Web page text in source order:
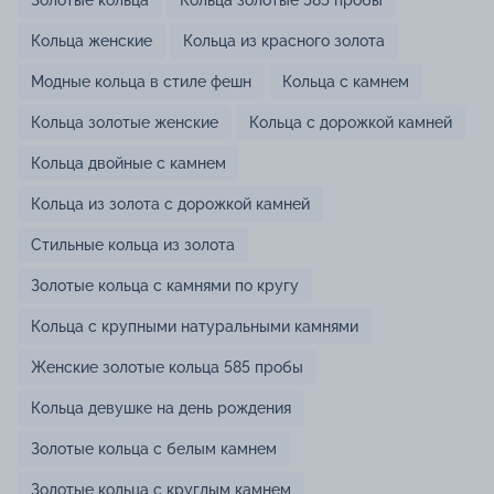
Кольца женские Кольца из красного золота
Модные кольца в стиле фешн Кольца с камнем
Кольца золотые женские Кольца с дорожкой камней
Кольца двойные с камнем
Кольца из золота с дорожкой камней
Стильные кольца из золота
Золотые кольца с камнями по кругу
Кольца с крупными натуральными камнями
Женские золотые кольца 585 пробы
Кольца девушке на день рождения
Золотые кольца с белым камнем
Золотые кольца с круглым камнем